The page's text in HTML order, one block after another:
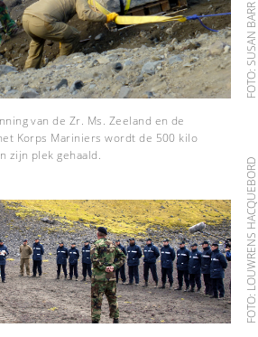
FOTO: SUSAN BARR
van de Zr. Ms. Zeeland en de
Korps Mariniers wordt de 500 kilo
zijn plek gehaald.
FOTO: LOUWRENS HACQUEBORD